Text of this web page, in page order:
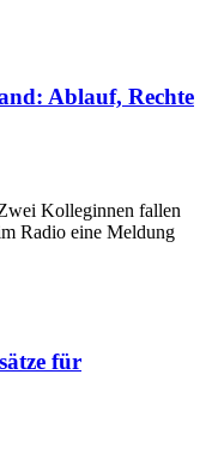
Ablauf, Rechte
Kolleginnen fallen
Radio eine Meldung
für